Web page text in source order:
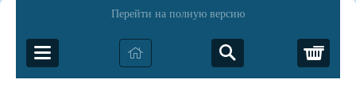
Перейти на полную версию